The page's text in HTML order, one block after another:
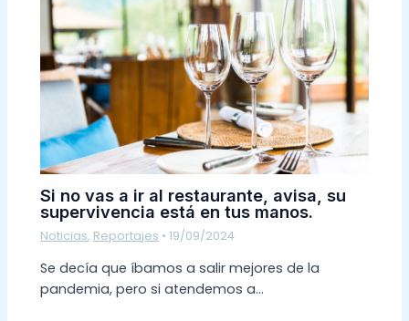
Si no vas a ir al restaurante, avisa, su
supervivencia está en tus manos.
Noticias, Reportajes •19/09/2024
Se decía que íbamos a salir mejores de la
pandemia, pero si atendemos a…